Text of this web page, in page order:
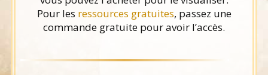
Pour les ressources gratuites, passez une
commande gratuite pour avoir l’accès.